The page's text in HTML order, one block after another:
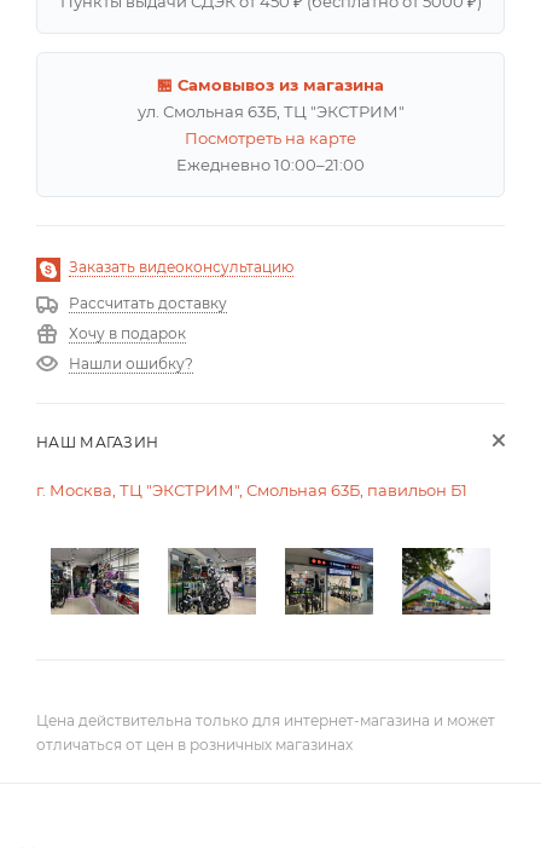
🏪 Самовывоз из магазина
ул. Смольная 63Б, ТЦ "ЭКСТРИМ"
Посмотреть на карте
Ежедневно 10:00–21:00
Заказать видеоконсультацию
Рассчитать доставку
Хочу в подарок
Нашли ошибку?
НАШ МАГАЗИН
г. Москва, ТЦ "ЭКСТРИМ", Смольная 63Б, павильон Б1
Цена действительна только для интернет-магазина и может
отличаться от цен в розничных магазинах